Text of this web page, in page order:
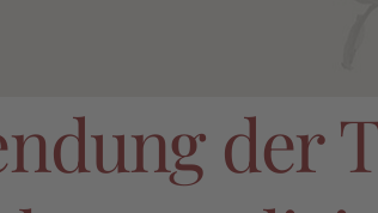
der